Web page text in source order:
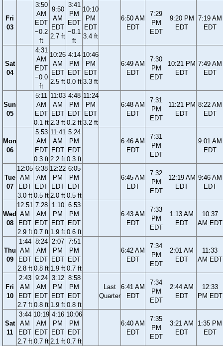
Fri
03
3:50
AM
EDT
−0.2
ft
9:50
AM
EDT
2.7 ft
3:41
PM
EDT
−0.1
ft
10:10
PM
EDT
3.4 ft
6:50 AM
EDT
7:29
PM
EDT
9:20 PM
EDT
7:19 AM
EDT
Sat
04
4:31
AM
EDT
−0.0
ft
10:26
AM
EDT
2.5 ft
4:14
PM
EDT
0.0 ft
10:46
PM
EDT
3.3 ft
6:49 AM
EDT
7:30
PM
EDT
10:21 PM
EDT
7:49 AM
EDT
Sun
05
5:11
AM
EDT
0.1 ft
11:03
AM
EDT
2.3 ft
4:48
PM
EDT
0.2 ft
11:24
PM
EDT
3.2 ft
6:48 AM
EDT
7:31
PM
EDT
11:21 PM
EDT
8:22 AM
EDT
Mon
06
5:53
AM
EDT
0.3 ft
11:41
AM
EDT
2.2 ft
5:24
PM
EDT
0.3 ft
6:46 AM
EDT
7:31
PM
EDT
9:01 AM
EDT
Tue
07
12:05
AM
EDT
3.0 ft
6:38
AM
EDT
0.5 ft
12:22
PM
EDT
2.0 ft
6:05
PM
EDT
0.5 ft
6:45 AM
EDT
7:32
PM
EDT
12:19 AM
EDT
9:46 AM
EDT
Wed
08
12:51
AM
EDT
2.9 ft
7:28
AM
EDT
0.7 ft
1:10
PM
EDT
1.9 ft
6:53
PM
EDT
0.6 ft
6:43 AM
EDT
7:33
PM
EDT
1:13 AM
EDT
10:37
AM EDT
Thu
09
1:44
AM
EDT
2.8 ft
8:24
AM
EDT
0.8 ft
2:07
PM
EDT
1.9 ft
7:51
PM
EDT
0.7 ft
6:42 AM
EDT
7:34
PM
EDT
2:01 AM
EDT
11:33
AM EDT
Fri
10
2:43
AM
EDT
2.7 ft
9:24
AM
EDT
0.8 ft
3:12
PM
EDT
1.9 ft
8:58
PM
EDT
0.8 ft
Last
Quarter
6:41 AM
EDT
7:34
PM
EDT
2:44 AM
EDT
12:33
PM EDT
Sat
11
3:44
AM
EDT
2.7 ft
10:19
AM
EDT
0.7 ft
4:16
PM
EDT
2.1 ft
10:06
PM
EDT
0.7 ft
6:40 AM
EDT
7:35
PM
EDT
3:21 AM
EDT
1:35 PM
EDT